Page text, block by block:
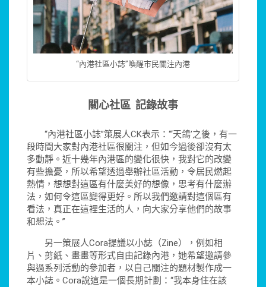
“內港社區小誌”喚醒市民關注內港
關心社區 記錄故事
“內港社區小誌”策展人CK表示：“‘天鴿’之後，有一
段時間大家對內港社區很關注，但如今過後卻沒有太
多動靜。近十幾年內港區的變化很快，我對它的改變
有些擔憂，所以希望透過舉辦社區活動，令居民燃起
熱情，想想對這區有什麼美好的想像，思考有什麼辦
法，如何令這區變得更好。所以我們邀請對這個區有
看法，真正在這裡生活的人，向大家分享他們的故事
和想法。”
另一策展人Cora提議以小誌（Zine），例如相
片、剪紙、畫畫等形式自由記錄內港，她希望邀請參
與過系列活動的參加者，以自己關注的題材製作成一
本小誌。Cora說這是一個長期計劃：“我本身住在該